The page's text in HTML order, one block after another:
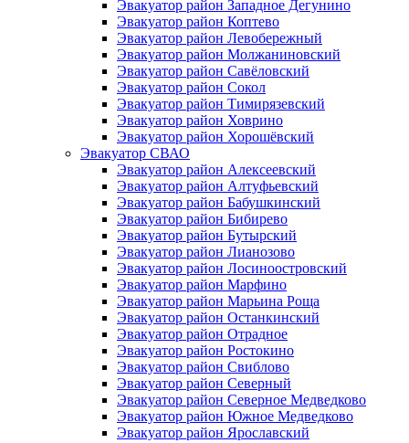
Эвакуатор район Западное Дегунино
Эвакуатор район Коптево
Эвакуатор район Левобережный
Эвакуатор район Молжаниновский
Эвакуатор район Савёловский
Эвакуатор район Сокол
Эвакуатор район Тимирязевский
Эвакуатор район Ховрино
Эвакуатор район Хорошёвский
Эвакуатор СВАО
Эвакуатор район Алексеевский
Эвакуатор район Алтуфьевский
Эвакуатор район Бабушкинский
Эвакуатор район Бибирево
Эвакуатор район Бутырский
Эвакуатор район Лианозово
Эвакуатор район Лосиноостровский
Эвакуатор район Марфино
Эвакуатор район Марьина Роща
Эвакуатор район Останкинский
Эвакуатор район Отрадное
Эвакуатор район Ростокино
Эвакуатор район Свиблово
Эвакуатор район Северный
Эвакуатор район Северное Медведково
Эвакуатор район Южное Медведково
Эвакуатор район Ярославский